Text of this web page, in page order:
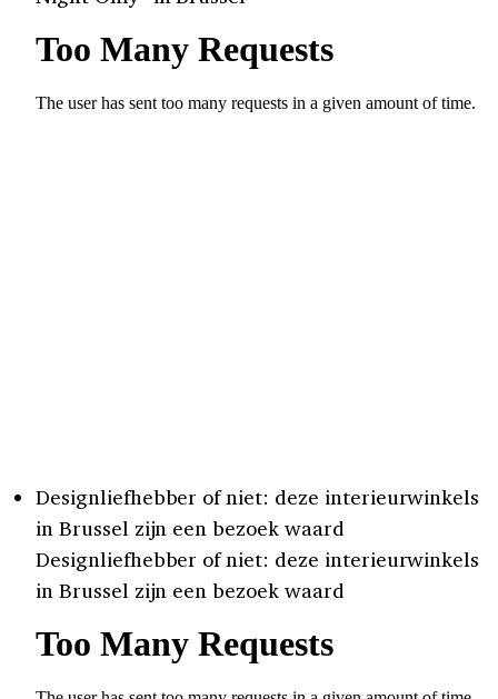
Designliefhebber of niet: deze interieurwinkels
in Brussel zijn een bezoek waard
Designliefhebber of niet: deze interieurwinkels
in Brussel zijn een bezoek waard